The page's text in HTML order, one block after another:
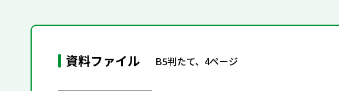
資料ファイル B5判たて、4ページ